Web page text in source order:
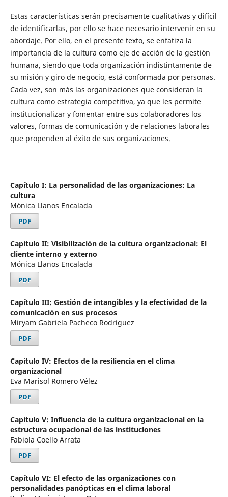
Estas características serán precisamente cualitativas y difícil
de identificarlas, por ello se hace necesario intervenir en su
abordaje. Por ello, en el presente texto, se enfatiza la
importancia de la cultura como eje de acción de la gestión
humana, siendo que toda organización indistintamente de
su misión y giro de negocio, está conformada por personas.
Cada vez, son más las organizaciones que consideran la
cultura como estrategia competitiva, ya que les permite
institucionalizar y fomentar entre sus colaboradores los
valores, formas de comunicación y de relaciones laborales
que propenden al éxito de sus organizaciones.
Capítulo I: La personalidad de las organizaciones: La
cultura
Mónica Llanos Encalada
PDF
Capítulo II: Visibilización de la cultura organizacional: El
cliente interno y externo
Mónica Llanos Encalada
PDF
Capítulo III: Gestión de intangibles y la efectividad de la
comunicación en sus procesos
Miryam Gabriela Pacheco Rodríguez
PDF
Capítulo IV: Efectos de la resiliencia en el clima
organizacional
Eva Marisol Romero Vélez
PDF
Capítulo V: Influencia de la cultura organizacional en la
estructura ocupacional de las instituciones
Fabiola Coello Arrata
PDF
Capítulo VI: El efecto de las organizaciones con
personalidades panópticas en el clima laboral